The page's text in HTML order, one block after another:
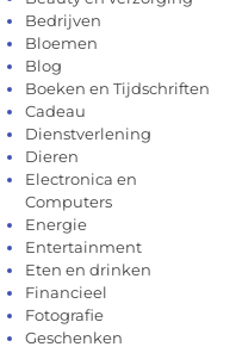
Bedrijven
Bloemen
Blog
Boeken en Tijdschriften
Cadeau
Dienstverlening
Dieren
Electronica en
Computers
Energie
Entertainment
Eten en drinken
Financieel
Fotografie
Geschenken